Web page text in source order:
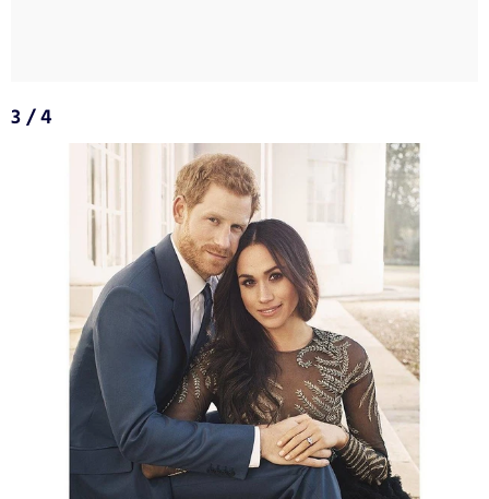
3 / 4